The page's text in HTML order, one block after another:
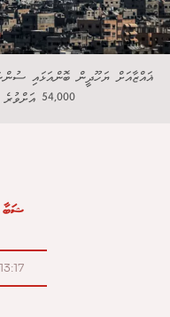
ޣައްޒާއަށް ޔަހޫދީން ބޮންއަޅައި
54,000 އަށްވުރެ ގިނަ މީހުން ވަނީ ޝަހީދުވެފައި.
ޝަބާ